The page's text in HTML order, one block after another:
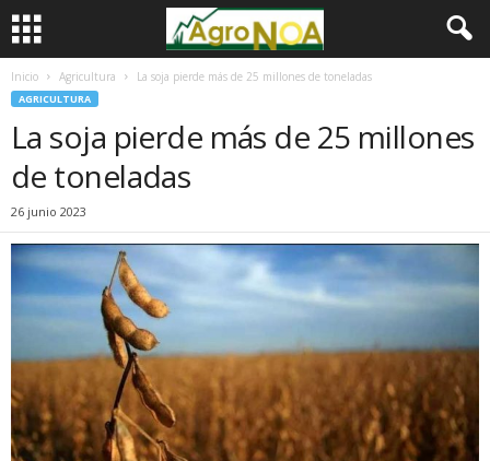
Inicio Agricultura La soja pierde más de 25 millones de toneladas
AGRICULTURA
La soja pierde más de 25 millones
de toneladas
26 junio 2023